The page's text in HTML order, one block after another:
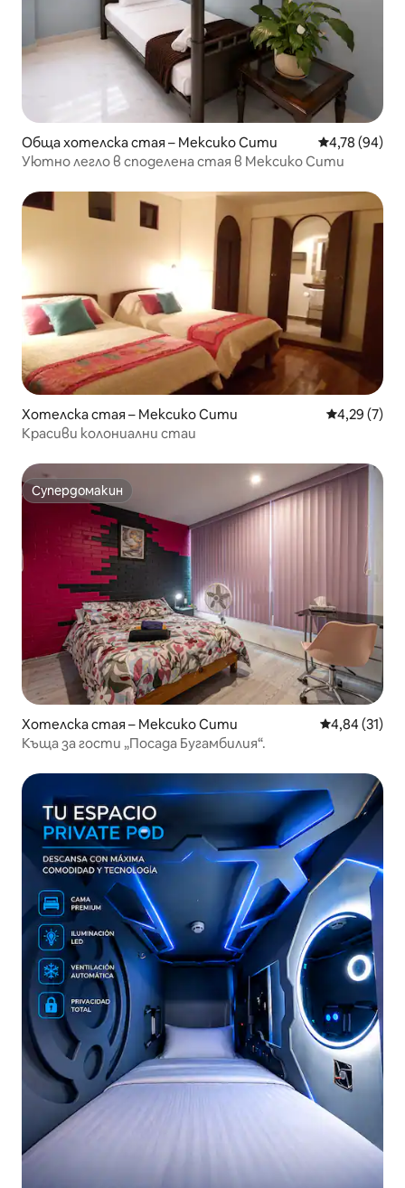
Обща хотелска стая – Мексико Сити Средна
4,78 (94)
Уютно легло в споделена стая в Мексико Сити
Хотелска стая – Мексико Сити Средна
4,29 (7)
Красиви колониални стаи
Супердомакин
Супердомакин
Хотелска стая – Мексико Сити Средна
4,84 (31)
Къща за гости „Посада Бугамбилия“.